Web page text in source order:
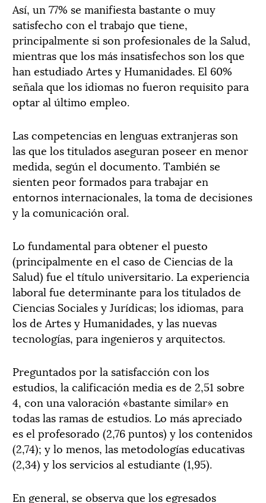
Así, un 77% se manifiesta bastante o muy
satisfecho con el trabajo que tiene,
principalmente si son profesionales de la Salud,
mientras que los más insatisfechos son los que
han estudiado Artes y Humanidades. El 60%
señala que los idiomas no fueron requisito para
optar al último empleo.
Las competencias en lenguas extranjeras son
las que los titulados aseguran poseer en menor
medida, según el documento. También se
sienten peor formados para trabajar en
entornos internacionales, la toma de decisiones
y la comunicación oral.
Lo fundamental para obtener el puesto
(principalmente en el caso de Ciencias de la
Salud) fue el título universitario. La experiencia
laboral fue determinante para los titulados de
Ciencias Sociales y Jurídicas; los idiomas, para
los de Artes y Humanidades, y las nuevas
tecnologías, para ingenieros y arquitectos.
Preguntados por la satisfacción con los
estudios, la calificación media es de 2,51 sobre
4, con una valoración «bastante similar» en
todas las ramas de estudios. Lo más apreciado
es el profesorado (2,76 puntos) y los contenidos
(2,74); y lo menos, las metodologías educativas
(2,34) y los servicios al estudiante (1,95).
En general, se observa que los egresados